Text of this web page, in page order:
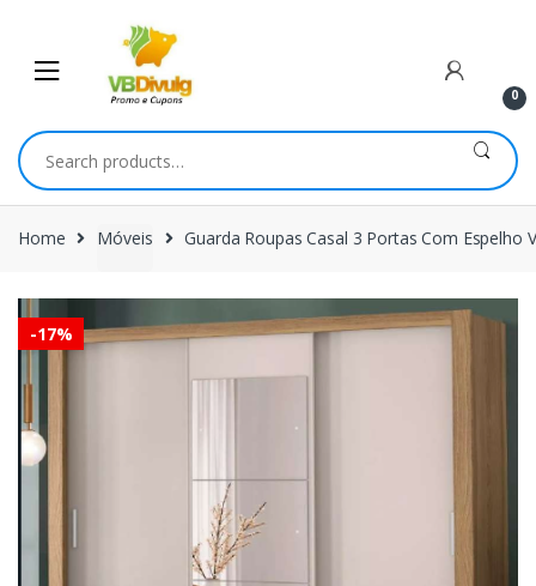
navigation
content
0
Search
for:
Home Móveis Guarda Roupas Casal 3 Portas Com Espelho
-17%